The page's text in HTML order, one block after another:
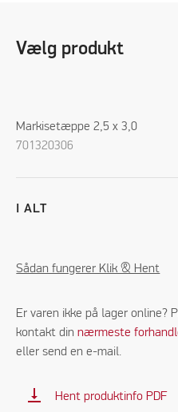
Vælg produkt
Markisetæppe 2,5 x 3,0
701320306
I ALT
Sådan fungerer Klik & Hent
Er varen ikke på lager online?
kontakt dinnærmeste
eller send en e-mail.
vertical_align_bottom Hent produktinfo PDF